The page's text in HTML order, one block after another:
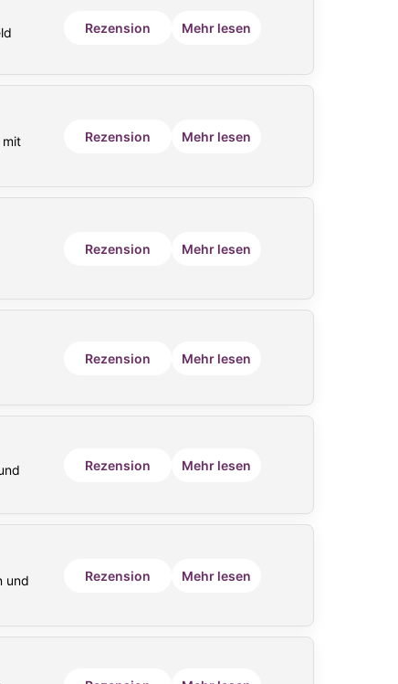
Rezension Mehr lesen
Rezension Mehr lesen
Rezension Mehr lesen
Rezension Mehr lesen
Rezension Mehr lesen
und
Rezension Mehr lesen